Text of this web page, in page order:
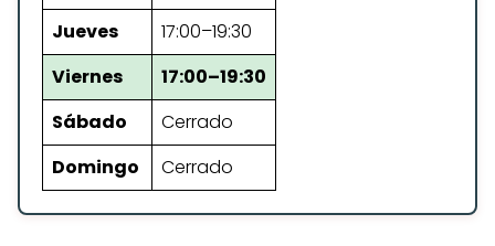
Jueves
17:00–19:30
Viernes
17:00–19:30
Sábado
Cerrado
Domingo
Cerrado